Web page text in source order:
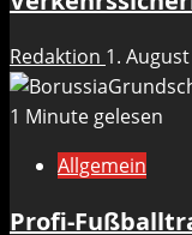
Redaktion 1.
1 Minute gelesen
Allgemein
Profi-